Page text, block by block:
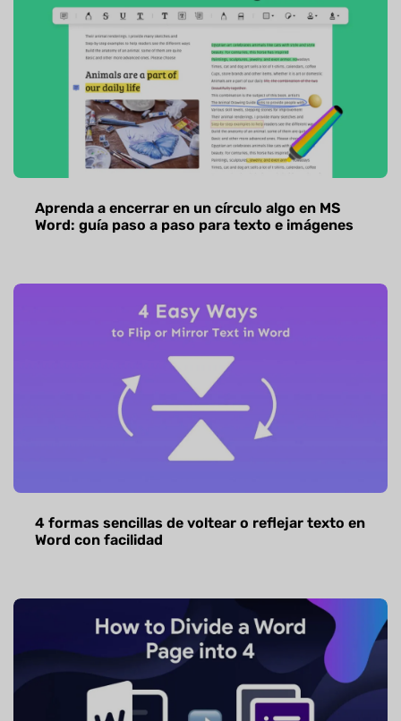
Aprenda a encerrar en un círculo algo en MS
Word: guía paso a paso para texto e imágenes
4 formas sencillas de voltear o reflejar texto en
Word con facilidad